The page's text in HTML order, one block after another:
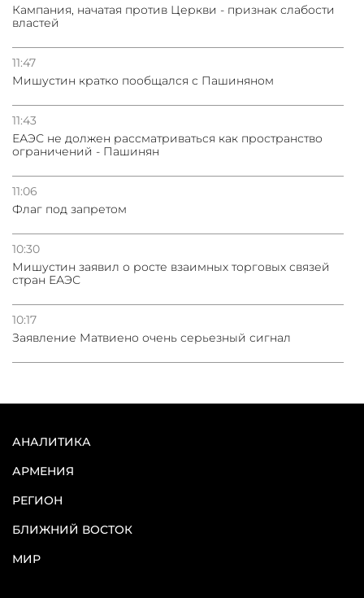
Кампания, начатая против Церкви - признак слабости
властей
11:47
Мишустин кратко пообщался с Пашиняном
11:43
ЕАЭС не должен рассматриваться как пространство
ограничений - Пашинян
11:06
Флаг под запретом
10:30
Мишустин заявил о росте взаимных торговых связей
стран ЕАЭС
10:17
Заявление Матвиено очень серьезный сигнал
АНАЛИТИКА
АРМЕНИЯ
РЕГИОН
БЛИЖНИЙ ВОСТОК
МИР